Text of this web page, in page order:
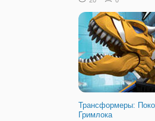
режима — на одного
двоих. Вы можете выйти
боя в
Трансформеры:
Гримлока